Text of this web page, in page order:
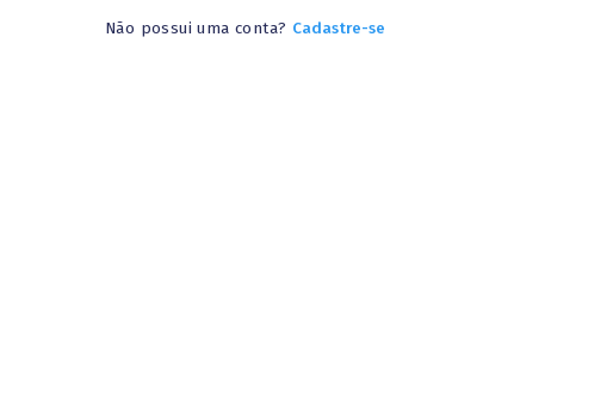
Não possui uma conta? Cadastre-se